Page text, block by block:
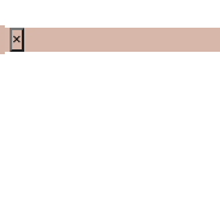
×